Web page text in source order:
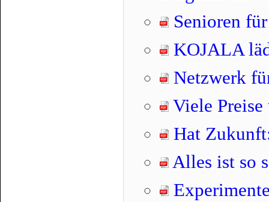
Senioren
KOJALA
Netzwerk
Viele Preise
Hat
Alles ist so